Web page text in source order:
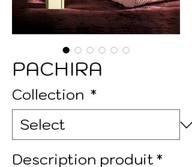
PACHIRA
Collection *
Description produit*